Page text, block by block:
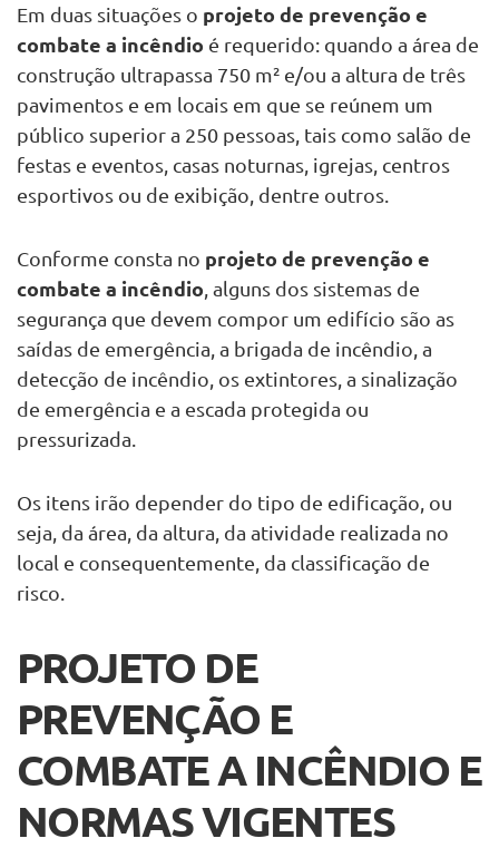
Em duas situações o projeto de prevenção e
combate a incêndio é requerido: quando a área de
construção ultrapassa 750 m² e/ou a altura de três
pavimentos e em locais em que se reúnem um
público superior a 250 pessoas, tais como salão de
festas e eventos, casas noturnas, igrejas, centros
esportivos ou de exibição, dentre outros.
Conforme consta no projeto de prevenção e
combate a incêndio , alguns dos sistemas de
segurança que devem compor um edifício são as
saídas de emergência, a brigada de incêndio, a
detecção de incêndio, os extintores, a sinalização
de emergência e a escada protegida ou
pressurizada.
Os itens irão depender do tipo de edificação, ou
seja, da área, da altura, da atividade realizada no
local e consequentemente, da classificação de
risco.
PROJETO DE
PREVENÇÃO E
COMBATE A INCÊNDIO E
NORMAS VIGENTES